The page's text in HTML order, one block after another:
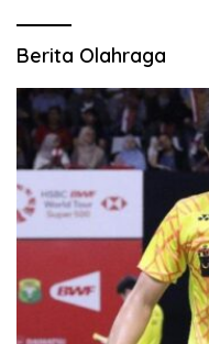
Berita Olahraga